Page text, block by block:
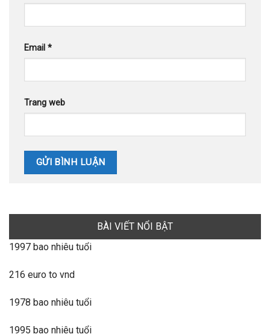
Email *
Trang web
BÀI VIẾT NỔI BẬT
1997 bao nhiêu tuổi
216 euro to vnd
1978 bao nhiêu tuổi
1995 bao nhiêu tuổi